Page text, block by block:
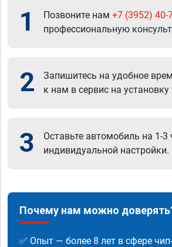
1 Позвоните нам +7 (3952) 40-
профессиональную
2
Запишитесь на удобное
к нам в сервис на
3
Оставьте автомобиль на 1-3
индивидуальной настройки.
Почему нам можно
✅ Опыт — более 8 лет в сфере